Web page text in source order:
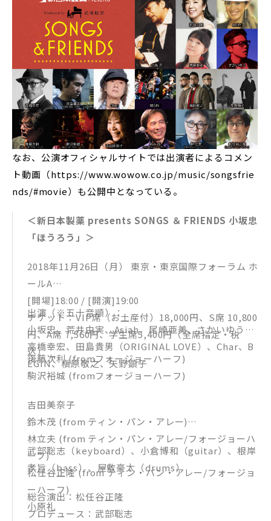
なお、公演オフィシャルサイトでは出演者によるコメン
ト動画（https://www.wowow.co.jp/music/songsfrie
nds/#movie）も公開中となっている。
＜新日本製薬 presents SONGS ＆ FRIENDS 小坂忠
「ほうろう」＞
2018年11月26日（月） 東京・東京国際フォーラム ホ
ールA
[開場]18:00 / [開演]19:00
チケット：VIP席（お土産付）18,000円、S席 10,800
円、A席 7,560円、学生席5,400円（全席指定・税
込）
出演（※五十音順）：
小坂忠、荒井由実、Asiah、尾崎亜美、さかいゆう、
高橋幸宏、田島貴男（ORIGINAL LOVE）、Char、B
EGIN、槇原敬之、矢野顕子
後藤次利 (fromフォージョーハーフ)
駒沢裕城 (fromフォージョーハーフ)
吉田美奈子
鈴木茂 (from ティン・パン・アレー)
林立夫 (from ティン・パン・アレー/フォージョーハ
ーフ)
松任谷正隆 (from ティン・パン・アレー/フォージョ
ーハーフ)
小原礼
武部聡志（keyboard）、小倉博和（guitar）、根岸
孝旨（bass）、屋敷豪太（drums）
総合演出：松任谷正隆
プロデュース：武部聡志